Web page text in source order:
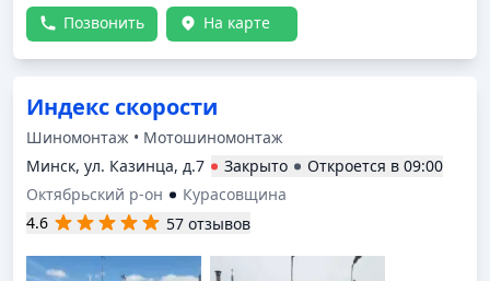
Позвонить На карте
Индекс скорости
Шиномонтаж • Мотошиномонтаж
Минск, ул. Казинца, д.7
Закрыто Откроется в 09:00
Октябрьский р-он
Курасовщина
4.6
57 отзывов